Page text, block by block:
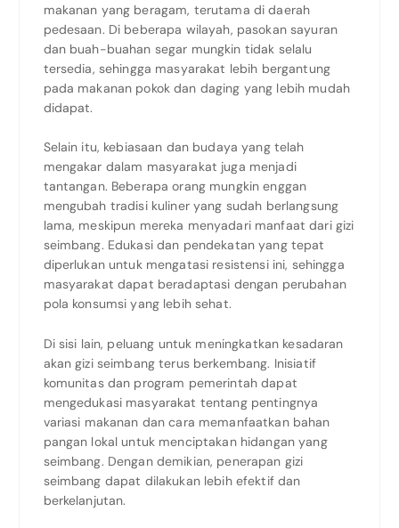
makanan yang beragam, terutama di daerah
pedesaan. Di beberapa wilayah, pasokan sayuran
dan buah-buahan segar mungkin tidak selalu
tersedia, sehingga masyarakat lebih bergantung
pada makanan pokok dan daging yang lebih mudah
didapat.
Selain itu, kebiasaan dan budaya yang telah
mengakar dalam masyarakat juga menjadi
tantangan. Beberapa orang mungkin enggan
mengubah tradisi kuliner yang sudah berlangsung
lama, meskipun mereka menyadari manfaat dari gizi
seimbang. Edukasi dan pendekatan yang tepat
diperlukan untuk mengatasi resistensi ini, sehingga
masyarakat dapat beradaptasi dengan perubahan
pola konsumsi yang lebih sehat.
Di sisi lain, peluang untuk meningkatkan kesadaran
akan gizi seimbang terus berkembang. Inisiatif
komunitas dan program pemerintah dapat
mengedukasi masyarakat tentang pentingnya
variasi makanan dan cara memanfaatkan bahan
pangan lokal untuk menciptakan hidangan yang
seimbang. Dengan demikian, penerapan gizi
seimbang dapat dilakukan lebih efektif dan
berkelanjutan.